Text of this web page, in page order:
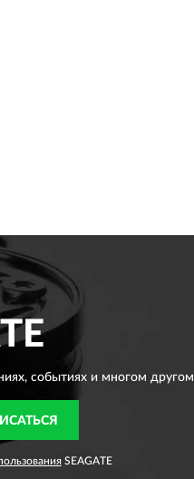
событиях и многом другом
SEAGATE